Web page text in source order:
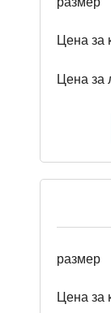
Цена за
Цена за
размер
Цена за